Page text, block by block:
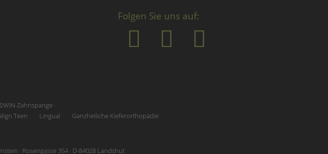
Folgen Sie uns auf:
Zahnspange ·
Teen Lingual Ganzheiliche Kieferorthopädie
· Rosengasse 354 · D-84028 Landshut